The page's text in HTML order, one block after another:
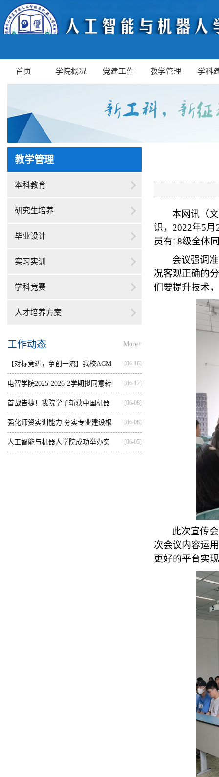
首页 学院概况 党建工作 教学管理 学科
教学管理
本科教育
研究生培养
毕业设计
实习实训
学科竞赛
人才培养方案
工作动态 More+
【对标竞进，争创一流】我校ACM
集训...
[06-16]
电智学院2025-2026-2学期拟同意转
出...
[06-12]
首战告捷！我院学子斩获中国机器
人...
[06-08]
强化师资实训能力 夯实专业建设根
基...
[06-08]
人工智能与机器人学院成功举办实 [06-05]
本网讯（
识，2022年5
员有18级全体
会议强调
况客观正确的
们要提升技术
此次宣传
次会议内容运
更好的平台实